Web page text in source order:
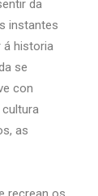
da
instantes
á historia
se
con
as